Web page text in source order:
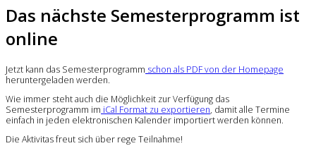
Das nächste Semesterprogramm ist
online
Jetzt kann das Semesterprogramm schon als PDF von der Homepage
heruntergeladen werden.
Wie immer steht auch die Möglichkeit zur Verfügung das
Semesterprogramm im iCal Format zu exportieren, damit alle Termine
einfach in jeden elektronischen Kalender importiert werden können.
Die Aktivitas freut sich über rege Teilnahme!